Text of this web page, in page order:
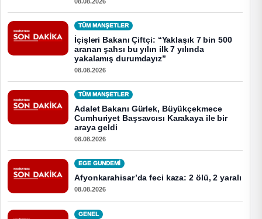
TÜM MANŞETLER
İçişleri Bakanı Çiftçi: “Yaklaşık 7 bin 500
aranan şahsı bu yılın ilk 7 yılında
yakalamış durumdayız”
08.08.2026
TÜM MANŞETLER
Adalet Bakanı Gürlek, Büyükçekmece
Cumhuriyet Başsavcısı Karakaya ile bir
araya geldi
08.08.2026
EGE GUNDEMİ
Afyonkarahisar’da feci kaza: 2 ölü, 2 yaralı
08.08.2026
GENEL